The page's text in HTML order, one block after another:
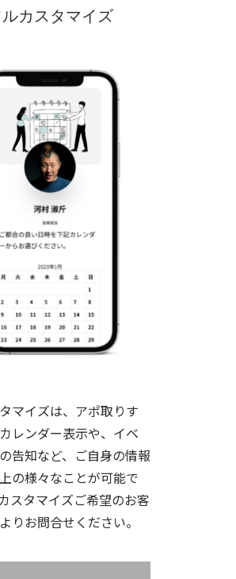
ルカスタマイズ
デモを見る
マイズは、アポ取りす
レンダー表示や、イベ
告知など、ご自身の情報
の様々なことが可能で
スタマイズご希望のお客
りお問合せください。